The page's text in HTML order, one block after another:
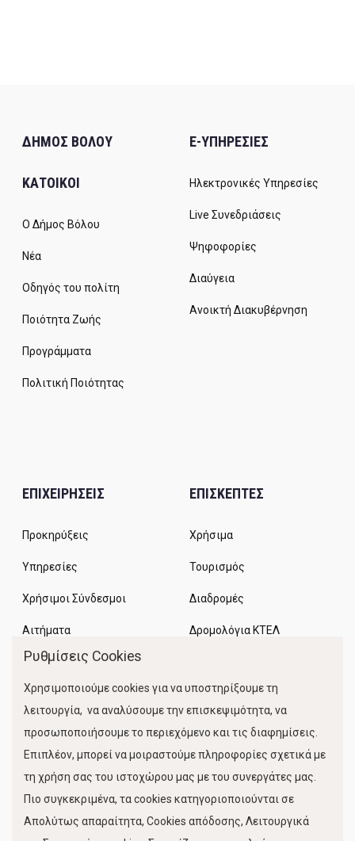
ΔΗΜΟΣ ΒΟΛΟΥ
ΚΑΤΟΙΚΟΙ
Ο Δήμος Βόλου
Νέα
Οδηγός του πολίτη
Ποιότητα Ζωής
Προγράμματα
Πολιτική Ποιότητας
E-ΥΠΗΡΕΣΙΕΣ
Ηλεκτρονικές Υπηρεσίες
Live Συνεδριάσεις
Ψηφοφορίες
Διαύγεια
Ανοικτή Διακυβέρνηση
ΕΠΙΧΕΙΡΗΣΕΙΣ
Προκηρύξεις
Υπηρεσίες
Χρήσιμοι Σύνδεσμοι
Αιτήματα
ΕΠΙΣΚΕΠΤΕΣ
Χρήσιμα
Τουρισμός
Διαδρομές
Δρομολόγια ΚΤΕΛ
Κίνηση Λιμένος
Ρυθμίσεις Cookies
Χρησιμοποιούμε cookies για να υποστηρίξουμε τη
λειτουργία, να αναλύσουμε την επισκεψιμότητα, να
προσωποποιήσουμε το περιεχόμενο και τις διαφημίσεις.
Επιπλέον, μπορεί να μοιραστούμε πληροφορίες σχετικά με
τη χρήση σας του ιστοχώρου μας με του συνεργάτες μας.
Πιο συγκεκριμένα, τα cookies κατηγοριοποιούνται σε
Απολύτως απαραίτητα, Cookies απόδοσης, Λειτουργικά